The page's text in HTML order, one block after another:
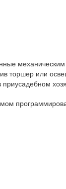
торшер или